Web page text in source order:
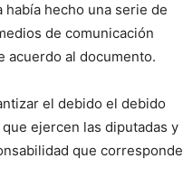
había hecho una serie de
de comunicación
acuerdo al documento.
el debido el debido
ejercen las diputadas y
que corresponde